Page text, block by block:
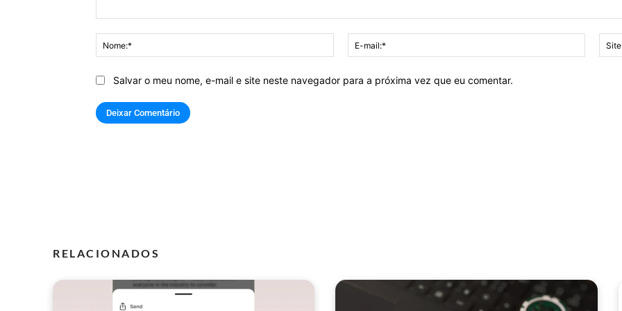
Nome:*
mail:*
Salvar o meu nome, e-mail e site neste navegador para a próxima vez que eu comentar.
RELACIONADOS